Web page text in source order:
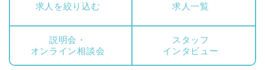
求人を絞り込む 求人一覧
説明会・
オンライン相談会
スタッフ
インタビュー